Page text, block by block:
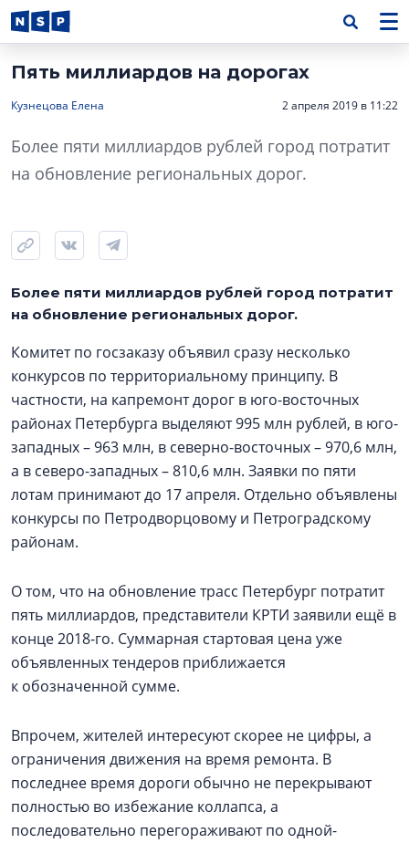
Пять миллиардов на дорогах
Кузнецова Елена 2 апреля 2019 в 11:22
Более пяти миллиардов рублей город потратит
на обновление региональных дорог.
Более пяти миллиардов рублей город потратит
на обновление региональных дорог.
Комитет по госзаказу объявил сразу несколько
конкурсов по территориальному принципу. В
частности, на капремонт дорог в юго-восточных
районах Петербурга выделяют 995 млн рублей, в юго-
западных – 963 млн, в северно-восточных – 970,6 млн,
а в северо-западных – 810,6 млн. Заявки по пяти
лотам принимают до 17 апреля. Отдельно объявлены
конкурсы по Петродворцовому и Петроградскому
районам.
О том, что на обновление трасс Петербург потратит
пять миллиардов, представители КРТИ заявили ещё в
конце 2018-го. Суммарная стартовая цена уже
объявленных тендеров приближается
к обозначенной сумме.
Впрочем, жителей интересуют скорее не цифры, а
ограничения движения на время ремонта. В
последнее время дороги обычно не перекрывают
полностью во избежание коллапса, а
последовательно перегораживают по одной-